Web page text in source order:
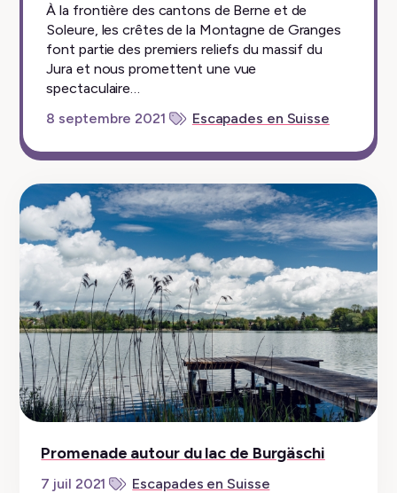
À la frontière des cantons de Berne et de
Soleure, les crêtes de la Montagne de Granges
font partie des premiers reliefs du massif du
Jura et nous promettent une vue
spectaculaire…
8 septembre 2021
Escapades en Suisse
Promenade autour du lac de Burgäschi
7 juil 2021 Escapades en Suisse